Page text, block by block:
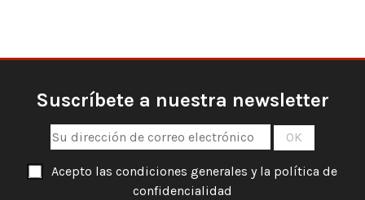
Suscríbete a nuestra newsletter
Acepto las condiciones generales y la política de
confidencialidad